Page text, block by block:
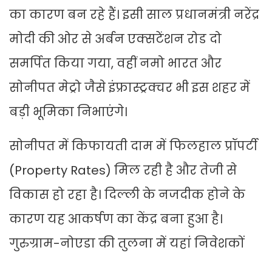
का कारण बन रहे हैं। इसी साल प्रधानमंत्री नरेंद्र
मोदी की ओर से अर्बन एक्सटेंशन रोड दो
समर्पित किया गया, वहीं नमो भारत और
सोनीपत मेट्रो जैसे इंफ्रास्ट्रक्चर भी इस शहर में
बड़ी भूमिका निभाएंगे।
सोनीपत में किफायती दाम में फिलहाल प्रॉपर्टी
(Property Rates) मिल रही है और तेजी से
विकास हो रहा है। दिल्ली के नजदीक होने के
कारण यह आकर्षण का केंद्र बना हुआ है।
गुरुग्राम-नोएडा की तुलना में यहां निवेशकों